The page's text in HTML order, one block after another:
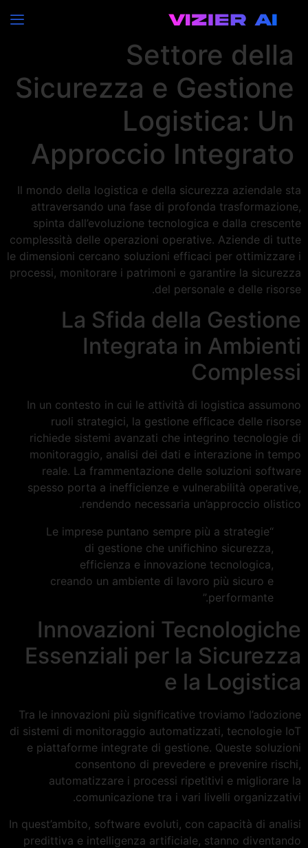
Innovazione nel
Settore della
Sicurezza e Gestione
Logistica: Un
Approccio Integrato
Il mondo della logistica e della sicurezza aziendale sta
attraversando una fase di profonda trasformazione,
spinta dall’evoluzione tecnologica e dalla crescente
complessità delle operazioni operative. Aziende di tutte
le dimensioni cercano soluzioni efficaci per ottimizzare i
processi, monitorare i patrimoni e garantire la sicurezza
del personale e delle risorse.
La Sfida della Gestione
Integrata in Ambienti
Complessi
In un contesto in cui le attività di logistica assumono
ruoli strategici, la gestione efficace delle risorse
richiede sistemi avanzati che integrino tecnologie di
monitoraggio, analisi dei dati e interazione in tempo
reale. La frammentazione delle soluzioni software
spesso porta a inefficienze e vulnerabilità operative,
rendendo necessaria un’approccio olistico.
“Le imprese puntano sempre più a strategie
di gestione che unifichino sicurezza,
efficienza e innovazione tecnologica,
creando un ambiente di lavoro più sicuro e
performante.”
Innovazioni Tecnologiche
Essenziali per la Sicurezza
e la Logistica
Tra le innovazioni più significative troviamo l’adozione
di sistemi di monitoraggio automatizzati, tecnologie IoT
e piattaforme integrate di gestione. Queste soluzioni
consentono di prevedere e prevenire rischi,
automatizzare i processi ripetitivi e migliorare la
comunicazione tra i vari livelli organizzativi.
In quest’ambito, software evoluti, con capacità di analisi
predittiva e intelligenza artificiale, stanno diventando